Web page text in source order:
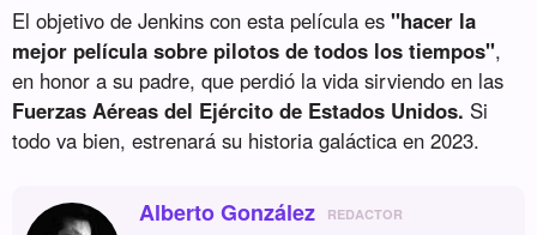
El objetivo de Jenkins con esta película es"hacer la
mejor película sobre pilotos de todos los tiempos",
en honor a su padre, que perdió la vida sirviendo en las
Fuerzas Aéreas del Ejército de Estados Unidos. Si
todo va bien, estrenará su historia galáctica en 2023.
Alberto González REDACTOR